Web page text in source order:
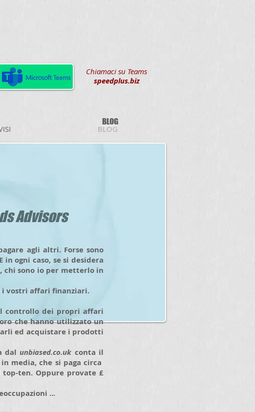
Chiamaci su Teams
speedplus.biz
BLOG
BLOG
Advisors
agli altri. Forse sono
ogni caso, se si desidera
chi sono io per metterlo in
i vostri affari finanziari.
controllo dei propri affari
che hanno utilizzato un
ed acquistare i prodotti
dal unbiased.co.uk conta il
media, che si paga circa
top-ten. Oppure provate £
...